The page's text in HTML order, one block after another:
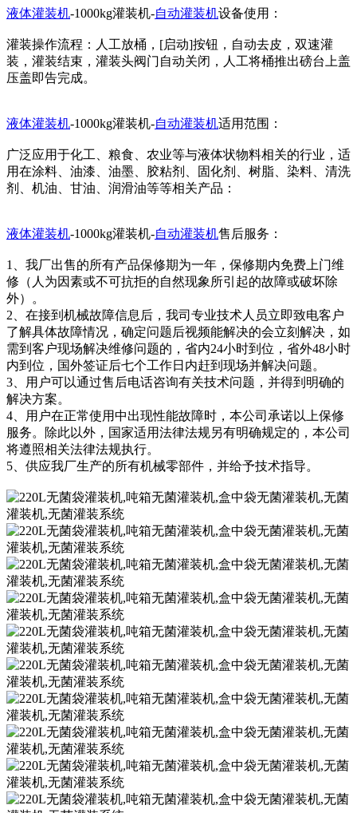
液体灌装机-1000kg灌装机-自动灌装机设备使用：
灌装操作流程：人工放桶，[启动]按钮，自动去皮，双速灌
装，灌装结束，灌装头阀门自动关闭，人工将桶推出磅台上盖
压盖即告完成。
液体灌装机-1000kg灌装机-自动灌装机适用范围：
广泛应用于化工、粮食、农业等与液体状物料相关的行业，适
用在涂料、油漆、油墨、胶粘剂、固化剂、树脂、染料、清洗
剂、机油、甘油、润滑油等等相关产品：
液体灌装机-1000kg灌装机-自动灌装机售后服务：
1、我厂出售的所有产品保修期为一年，保修期内免费上门维
修（人为因素或不可抗拒的自然现象所引起的故障或破坏除
外）。
2、在接到机械故障信息后，我司专业技术人员立即致电客户
了解具体故障情况，确定问题后视频能解决的会立刻解决，如
需到客户现场解决维修问题的，省内24小时到位，省外48小时
内到位，国外签证后七个工作日内赶到现场并解决问题。
3、用户可以通过售后电话咨询有关技术问题，并得到明确的
解决方案。
4、用户在正常使用中出现性能故障时，本公司承诺以上保修
服务。除此以外，国家适用法律法规另有明确规定的，本公司
将遵照相关法律法规执行。
5、供应我厂生产的所有机械零部件，并给予技术指导。